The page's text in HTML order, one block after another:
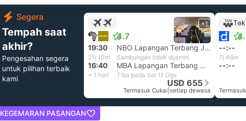
Segera
Tempah saat
akhir?
Pengesahan segera
untuk pilihan terbaik
kami
4.7
+1
19:30 NBO Lapangan Terbang Jomo Kenyatta, Nairobi
21j 10m Sambungan tidak dijamin
16:40 MBA Lapangan Terbang Mombasa
+ 1 hari Tiba pada Sel 11 Ogs
USD 655
Termasuk Cukai setiap dewasa
--:--
7j 46m
--:--
KEGEMARAN PASANGAN